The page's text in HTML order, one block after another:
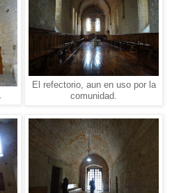
El refectorio, aun en uso por la
comunidad.